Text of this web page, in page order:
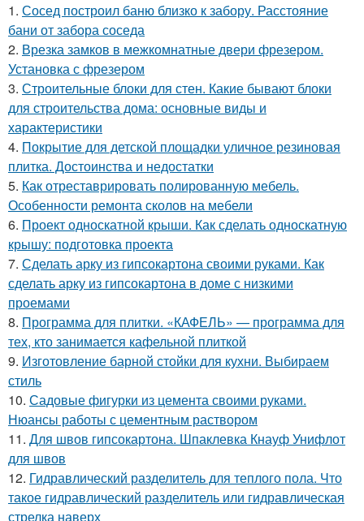
1. Сосед построил баню близко к забору. Расстояние
бани от забора соседа
2. Врезка замков в межкомнатные двери фрезером.
Установка с фрезером
3. Строительные блоки для стен. Какие бывают блоки
для строительства дома: основные виды и
характеристики
4. Покрытие для детской площадки уличное резиновая
плитка. Достоинства и недостатки
5. Как отреставрировать полированную мебель.
Особенности ремонта сколов на мебели
6. Проект односкатной крыши. Как сделать односкатную
крышу: подготовка проекта
7. Сделать арку из гипсокартона своими руками. Как
сделать арку из гипсокартона в доме с низкими
проемами
8. Программа для плитки. «КАФЕЛЬ» — программа для
тех, кто занимается кафельной плиткой
9. Изготовление барной стойки для кухни. Выбираем
стиль
10. Садовые фигурки из цемента своими руками.
Нюансы работы с цементным раствором
11. Для швов гипсокартона. Шпаклевка Кнауф Унифлот
для швов
12. Гидравлический разделитель для теплого пола. Что
такое гидравлический разделитель или гидравлическая
стрелка наверх